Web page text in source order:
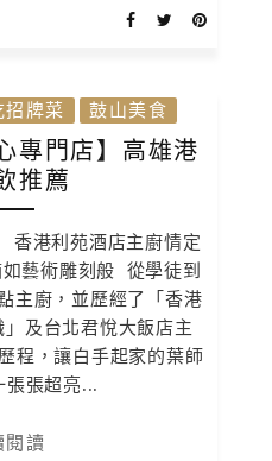
招牌菜 鼓山美食
專門店】高雄港
推薦
香港利苑酒店主廚情定
藝術雕刻般 從學徒到
主廚，並歷經了「香港
及台北君悅大飯店主
程，讓白手起家的葉師
張張超亮...
閱讀